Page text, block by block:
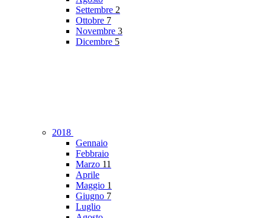
Settembre 2
Ottobre 7
Novembre 3
Dicembre 5
2018
Gennaio
Febbraio
Marzo 11
Aprile
Maggio 1
Giugno 7
Luglio